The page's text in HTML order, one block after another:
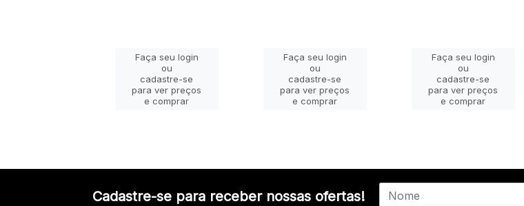
Faça seu login
ou
cadastre-se
para ver preços
e comprar
Faça seu login
ou
cadastre-se
para ver preços
e comprar
Faça seu login
ou
cadastre-se
para ver preços
e comprar
Cadastre-se para receber nossas ofertas!